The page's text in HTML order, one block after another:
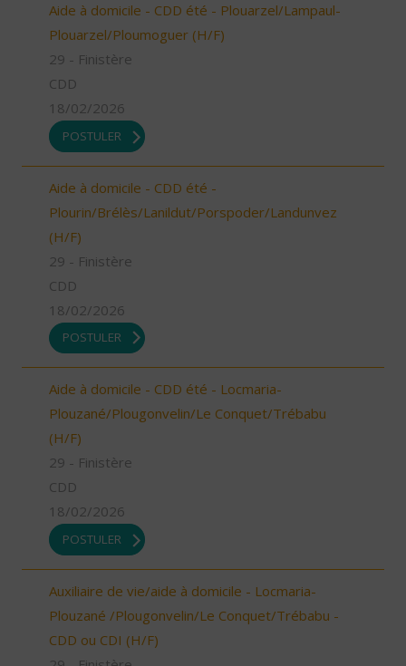
Aide à domicile - CDD été - Plouarzel/Lampaul-
Plouarzel/Ploumoguer (H/F)
29 - Finistère
CDD
18/02/2026
POSTULER
Aide à domicile - CDD été -
Plourin/Brélès/Lanildut/Porspoder/Landunvez
(H/F)
29 - Finistère
CDD
18/02/2026
POSTULER
Aide à domicile - CDD été - Locmaria-
Plouzané/Plougonvelin/Le Conquet/Trébabu
(H/F)
29 - Finistère
CDD
18/02/2026
POSTULER
Auxiliaire de vie/aide à domicile - Locmaria-
Plouzané /Plougonvelin/Le Conquet/Trébabu -
CDD ou CDI (H/F)